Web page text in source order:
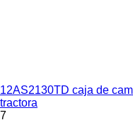
12AS2130TD caja de
tractora
7